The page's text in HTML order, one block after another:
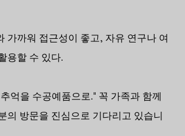
가까워 접근성이 좋고, 자유 연구나 여
용할 수 있다.
억을 수공예품으로." 꼭 가족과 함께
의 방문을 진심으로 기다리고 있습니